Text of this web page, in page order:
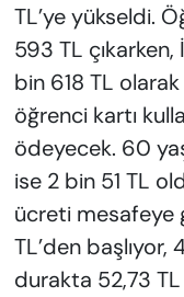
TL’ye yükseldi.
593 TL
bin 618 TL
öğrenci kartı
ödeyecek. 60
ise 2 bin 51 TL
ücreti mesafeye
TL’den
durakta 52,73